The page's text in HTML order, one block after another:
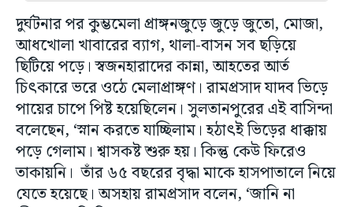
দুর্ঘটনার পর কুম্ভমেলা প্রাঙ্গনজুড়ে জুড়ে জুতো, মোজা,
আধখোলা খাবারের ব্যাগ, থালা-বাসন সব ছড়িয়ে
ছিটিয়ে পড়ে। স্বজনহারাদের কান্না, আহতের আর্ত
চিৎকারে ভরে ওঠে মেলাপ্রাঙ্গণ। রামপ্রসাদ যাদব ভিড়ে
পায়ের চাপে পিষ্ট হয়েছিলেন। সুলতানপুরের এই বাসিন্দা
বলেছেন, ‘স্নান করতে যাচ্ছিলাম। হঠাৎই ভিড়ের ধাক্কায়
পড়ে গেলাম। শ্বাসকষ্ট শুরু হয়। কিন্তু কেউ ফিরেও
তাকায়নি। তাঁর ৬৫ বছরের বৃদ্ধা মাকে হাসপাতালে নিয়ে
যেতে হয়েছে। অসহায় রামপ্রসাদ বলেন, ‘জানি না